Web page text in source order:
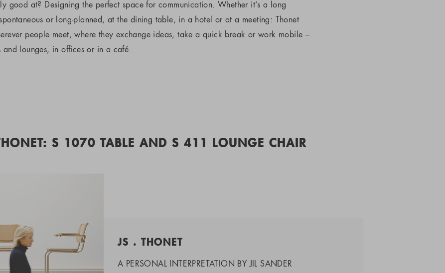
good at? Designing the perfect space for communication. Whether it’s a long
or long-planned, at the dining table, in a hotel or at a meeting: Thonet
people meet, where they exchange ideas, take a quick break or work mobile –
lounges, in offices or in a café.
S 1070 TABLE AND S 411 LOUNGE CHAIR
JS . THONET
A PERSONAL INTERPRETATION BY JIL SANDER